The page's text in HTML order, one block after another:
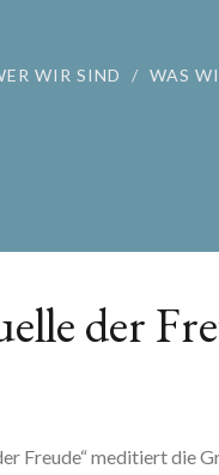
WIR SIND WAS
der
Freude“ meditiert die